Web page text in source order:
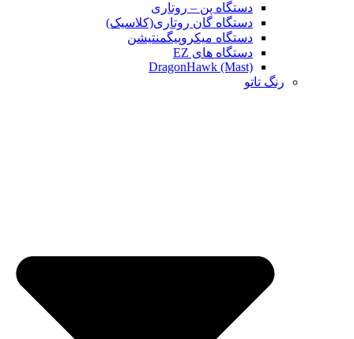
دستگاه پن – روتاری
دستگاه گان روتاری(کلاسیک)
دستگاه میکروپیگمنتیشن
دستگاه های EZ
DragonHawk (Mast)
رنگ تاتو